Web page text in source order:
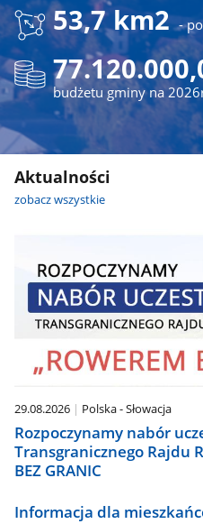
53,7 km2 -
budżetu gminy na
Aktualności
zobacz wszystkie
29.08.2026 Polska - Słowacja
Rozpoczynamy nabór
Transgranicznego Rajdu
BEZ GRANIC
Informacja dla